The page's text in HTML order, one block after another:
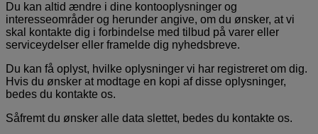
Du kan altid ændre i dine kontooplysninger og
interesseområder og herunder angive, om du ønsker, at vi
skal kontakte dig i forbindelse med tilbud på varer eller
serviceydelser eller framelde dig nyhedsbreve.
Du kan få oplyst, hvilke oplysninger vi har registreret om dig.
Hvis du ønsker at modtage en kopi af disse oplysninger,
bedes du kontakte os.
Såfremt du ønsker alle data slettet, bedes du kontakte os.